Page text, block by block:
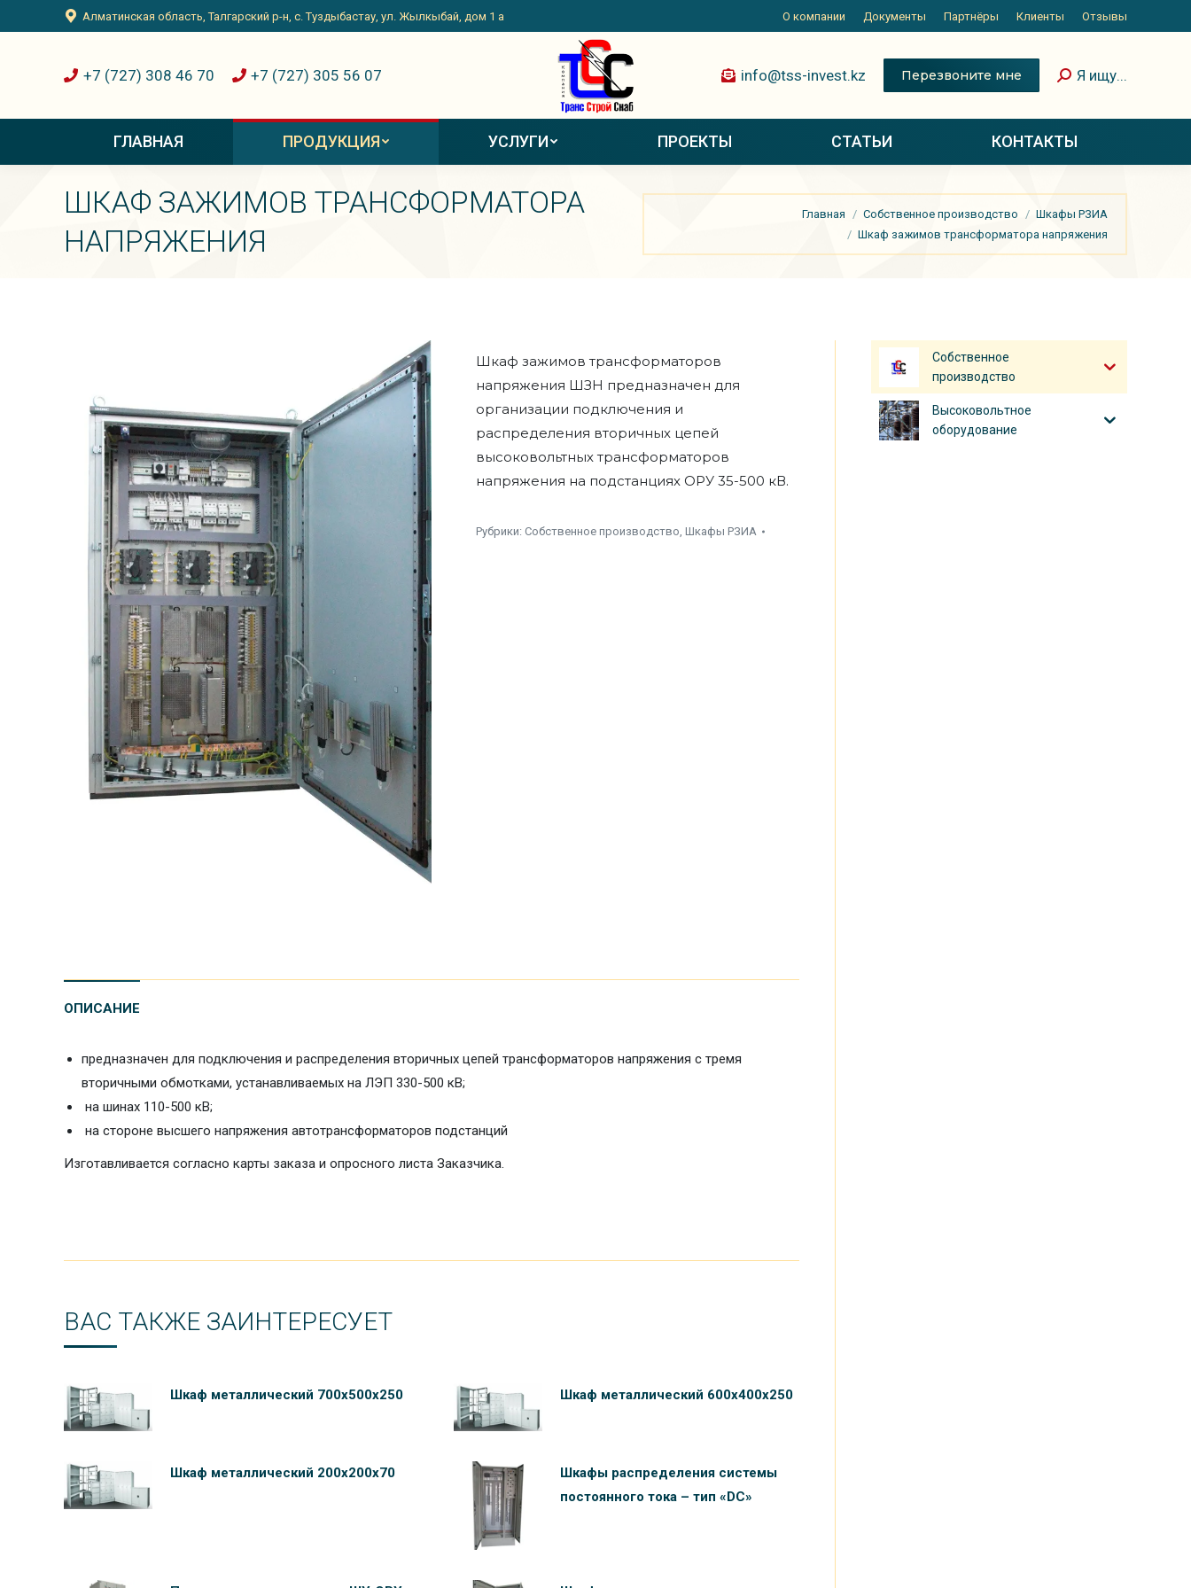
Алматинская область, Талгарский р-н, с. Туздыбастау, ул. Жылкыбай, дом 1 а О компании Документы Партнёры Клиенты Отзывы
+7 (727) 308 46 70 +7 (727) 305 56 07 info@tss-invest.kz Перезвоните мне Я ищу...
ГЛАВНАЯ ПРОДУКЦИЯ УСЛУГИ ПРОЕКТЫ СТАТЬИ КОНТАКТЫ
ШКАФ ЗАЖИМОВ ТРАНСФОРМАТОРА
НАПРЯЖЕНИЯ
Вы здесь:
Главная Собственное производство
Шкафы РЗИА
Шкаф зажимов трансформатора напряжения
Шкаф зажимов трансформаторов
напряжения ШЗН предназначен для
организации подключения и
распределения вторичных цепей
высоковольтных трансформаторов
напряжения на подстанциях ОРУ 35-500 кВ.
Рубрики: Собственное производство, Шкафы РЗИА
ОПИСАНИЕ
предназначен для подключения и распределения вторичных цепей трансформаторов напряжения с тремя
вторичными обмотками, устанавливаемых на ЛЭП 330-500 кВ;
на шинах 110-500 кВ;
на стороне высшего напряжения автотрансформаторов подстанций
Изготавливается согласно карты заказа и опросного листа Заказчика.
ВАС ТАКЖЕ ЗАИНТЕРЕСУЕТ
Шкаф металлический 700х500х250 Шкаф металлический 600х400х250
Шкаф металлический 200х200х70
Шкафы распределения системы
постоянного тока – тип «DC»
Собственное
производство
Высоковольтное
оборудование